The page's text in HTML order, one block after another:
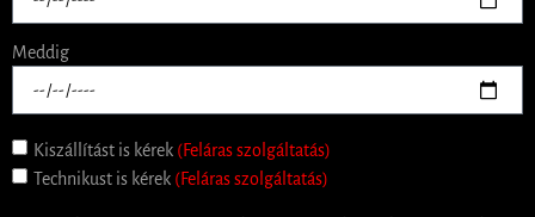
Meddig
Kiszállítást is kérek (Feláras szolgáltatás)
Technikust is kérek (Feláras szolgáltatás)